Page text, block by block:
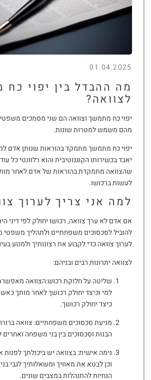
01.04.2025
מה ההבדל בין יפוי
לצוואה?
יפוי כח מתמשך וצוואה הם שני מסמכים
מהם משמש למטרות שונות.
יפוי כח מתמשך מתמקד בהוראות שנותן אדם
יאבד בכשירותו הקוגנוטיבית והוא רלוונטי כל
שהצוואה מתמקדת בהוראות של אדם לאחר
לעשות ברכושו.
למה אני צריך לערוך
אם אדם לא ערך צוואה, רכושו יחולק לפי דיני
להוביל לסכסוכים משפחתיים ולתהליך משפטי
לערוך צוואה כדי לקבוע את רצונותיך ולמנוע
לצוואה יתרונות רבים ובניהם:
שליטה על חלוקת רכוש:הצוואה
למי וכיצד יחולק רכושך לאחר מותך
כיצד יחולק רכושך.
מניעת סכסוכים משפחתיים: צוואה
הבנות וסכסוכים בין בני משפחה
נימה אישית: בצוואה יש ביכולתך לפנות
וכן לבטא את מאוויך ומשאלותיך לגבי
הנחיות להתנהלות במצבים שונים.